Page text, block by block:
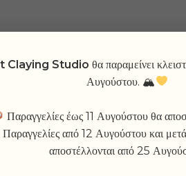
Your cart is currently
Claying Studio θα παραμείνει
Αυγούστου. 🏔
Παραγγελίες έως 11 Αυγούστου θα
Παραγγελίες από 12 Αυγούστου και
αποστέλλονται από 25